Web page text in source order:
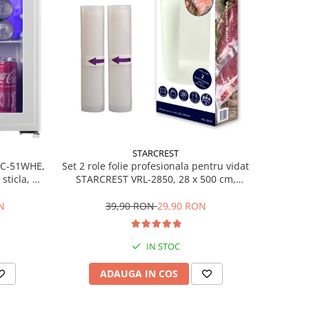
51WHE,
H
STARCREST
Set 2 role folie profesionala pentru vidat
STARCREST VRL-2850, 28 x 500 cm,
lavabile in masina de spalat, fara BPA,
transparent
39,90 RON29,90 RON
IN STOC
ADAUGA IN COS